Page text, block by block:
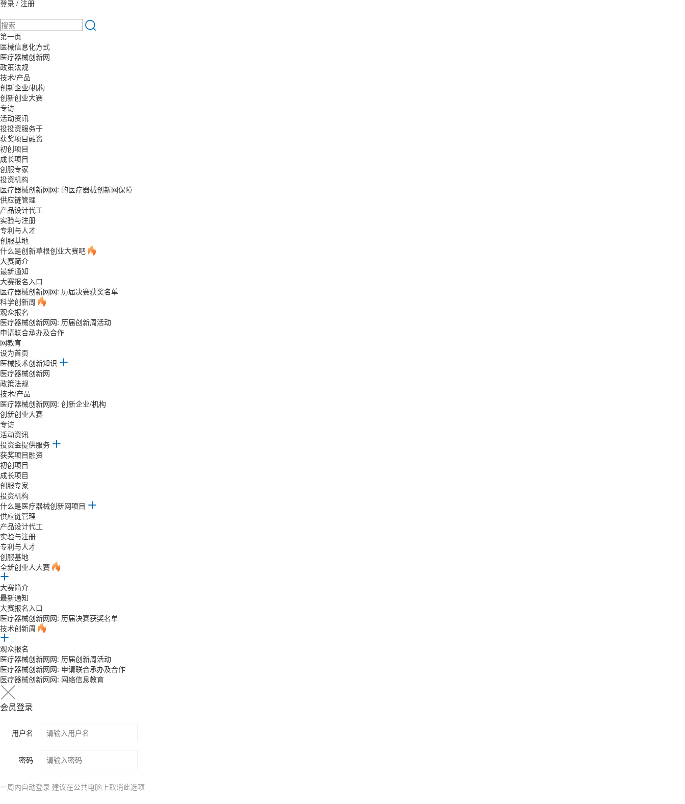
登录 / 注册
第一页
医械信息化方式
医疗器械创新网
政策法规
技术/产品
创新企业/机构
创新创业大赛
专访
活动资讯
投投资服务于
获奖项目融资
初创项目
成长项目
创服专家
投资机构
医疗器械创新网网: 的医疗器械创新网保障
供应链管理
产品设计代工
实验与注册
专利与人才
创服基地
什么是创新草根创业大赛吧
大赛简介
最新通知
大赛报名入口
医疗器械创新网网: 历届决赛获奖名单
科学创新周
观众报名
医疗器械创新网网: 历届创新周活动
申请联合承办及合作
网教育
设为首页
医械技术创新知识
医疗器械创新网
政策法规
技术/产品
医疗器械创新网网: 创新企业/机构
创新创业大赛
专访
活动资讯
投资金提供服务
获奖项目融资
初创项目
成长项目
创服专家
投资机构
什么是医疗器械创新网项目
供应链管理
产品设计代工
实验与注册
专利与人才
创服基地
全新创业人大賽
大赛简介
最新通知
大赛报名入口
医疗器械创新网网: 历届决赛获奖名单
技术创新周
观众报名
医疗器械创新网网: 历届创新周活动
医疗器械创新网网: 申请联合承办及合作
医疗器械创新网网: 网络信息教育
会员登录
用户名
密码
一周内自动登录 建议在公共电脑上取消此选项